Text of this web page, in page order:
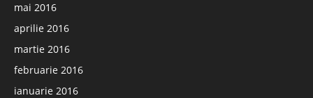
mai 2016
aprilie 2016
martie 2016
februarie 2016
ianuarie 2016